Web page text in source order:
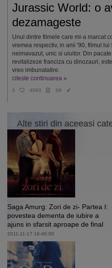
Jurassic World: o
dezamageste
Unul dintre filmele care mi-a marcat
vremea respectiv, in anii '90, filmul
neimavazut, unic si uluitor. Din
revitalizeze franciza cu dinozauri,
vreo imbunatatire.
citeste continuarea »
0 4093 69
Alte stiri din aceeasi
Saga Amurg: Zori de zi- Partea I:
povestea dementa de iubire a
ajuns in sfarsit aproape de final
2011-11-17 16:40:00